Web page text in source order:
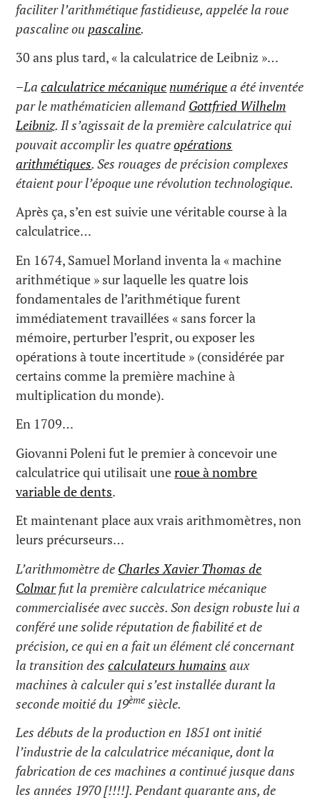
faciliter l’arithmétique fastidieuse, appelée la roue
pascaline ou pascaline.
30 ans plus tard, « la calculatrice de Leibniz »…
–Lacalculatrice mécaniquenumériquea été inventée
par le mathématicien allemand Gottfried Wilhelm
Leibniz. Il s’agissait de la première calculatrice qui
pouvait accomplir les quatreopérations
arithmétiques. Ses rouages de précision complexes
étaient pour l’époque une révolution technologique.
Après ça, s’en est suivie une véritable course à la
calculatrice…
En 1674, Samuel Morland inventa la « machine
arithmétique » sur laquelle les quatre lois
fondamentales de l’arithmétique furent
immédiatement travaillées « sans forcer la
mémoire, perturber l’esprit, ou exposer les
opérations à toute incertitude » (considérée par
certains comme la première machine à
multiplication du monde).
En 1709…
Giovanni Poleni fut le premier à concevoir une
calculatrice qui utilisait uneroue à nombre
variable de dents.
Et maintenant place aux vrais arithmomètres, non
leurs précurseurs…
L’arithmomètre de Charles Xavier Thomas de
Colmarfut la première calculatrice mécanique
commercialisée avec succès. Son design robuste lui a
conféré une solide réputation de fiabilité et de
précision, ce qui en a fait un élément clé concernant
la transition descalculateurs humains aux
machines à calculer qui s’est installée durant la
seconde moitié du 19ème siècle.
Les débuts de la production en 1851 ont initié
l’industrie de la calculatrice mécanique, dont la
fabrication de ces machines a continué jusque dans
les années 1970 [!!!!]. Pendant quarante ans, de